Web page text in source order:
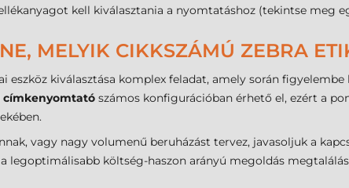
kell kiválasztania a nyomtatáshoz (tekintse meg
MELYIK CIKKSZÁMÚ ZEBRA
eszköz kiválasztása komplex feladat, amely során
címkenyomtató számos konfigurációban érhető el, ezért a
vagy nagy volumenű beruházást tervez, javasoljuk a
legoptimálisabb költség-haszon arányú megoldás